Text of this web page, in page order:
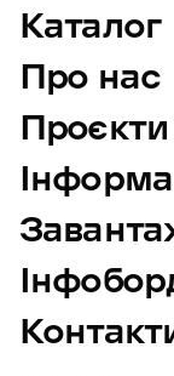
Каталог
Про нас
Проєкти